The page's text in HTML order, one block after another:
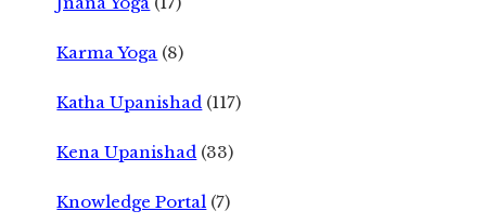
Karma Yoga (8)
Katha Upanishad (117)
Kena Upanishad (33)
Knowledge Portal (7)